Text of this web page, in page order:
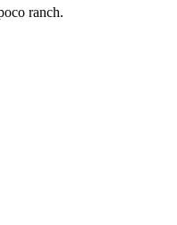
ranch.